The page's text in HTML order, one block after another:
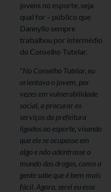
jovens no esporte, seja
qual for – público que
Dannyllo sempre
trabalhou por intermédio
do Conselho Tutelar.
“No Conselho Tutelar, eu
orientava o jovem, por
vezes em vulnerabilidade
social, a procurar os
serviços da prefeitura
ligados ao esporte, visando
que ele se ocupasse em
algo e não adentrasse o
mundo das drogas, como a
gente sabe que é bem mais
fácil. Agora, serei eu esse